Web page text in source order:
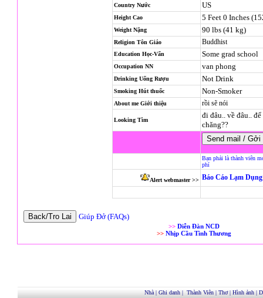
Country Nước US
Height Cao 5 Feet 0 Inches
Weight Nặng 90 lbs (41 kg)
Religion Tôn Giáo Buddhist
Education Học-Vấn Some grad school
Occupation NN van phong
Drinking Uống Rượu Not Drink
Smoking Hút thuốc Non-Smoker
About me Giới thiệu rồi sẽ nói
Looking Tìm
đi đâu.. về đâu..
chăng??
Bạn phải là thành viên
phí
Alert webmaster >> Báo Cáo Lạm
Giúp Đở (FAQs)
>> Diễn Đàn NCD
>> Nhịp Cầu Tình Thương
Nhà| Ghi danh| Thành Viên| Thơ| Hình ảnh|